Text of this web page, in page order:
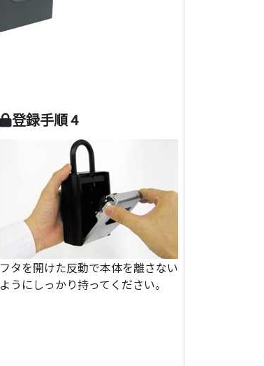
登録手順 4
フタを開けた反動で本体を離さない
ようにしっかり持ってください。